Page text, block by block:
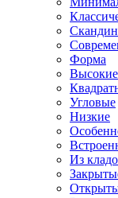
Форма
Высокие
Угловые
Низкие
Из